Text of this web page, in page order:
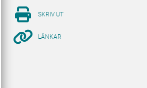
SKRIV UT
LÄNKAR